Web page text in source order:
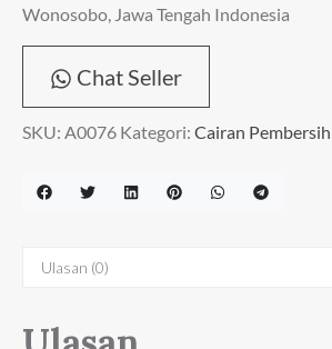
Wonosobo, Jawa Tengah Indonesia
Chat Seller
SKU: A0076 Kategori: Cairan
Ulasan (0)